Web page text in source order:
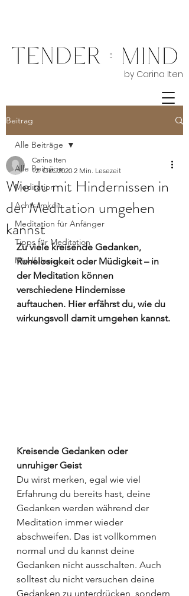
by Carina Iten
Beitrag
Alle Beiträge
Meditation
Achtsamkeit
Meditation für Anfänger
Tipps für Meditation
Mindfulness
Alle Beiträge
Wie du mit Hindernissen in
der Meditation umgehen
kannst
Carina Iten
12. Okt. 2020 2 Min. Lesezeit
Zu viele kreisende Gedanken,
Ruhelosigkeit oder Müdigkeit – in
der Meditation können
verschiedene Hindernisse
auftauchen. Hier erfährst du, wie du
wirkungsvoll damit umgehen kannst.
Kreisende Gedanken oder
unruhiger Geist
Du wirst merken, egal wie viel
Erfahrung du bereits hast, deine
Gedanken werden während der
Meditation immer wieder
abschweifen. Das ist vollkommen
normal und du kannst deine
Gedanken nicht ausschalten. Auch
solltest du nicht versuchen deine
Gedanken zu unterdrücken, sondern